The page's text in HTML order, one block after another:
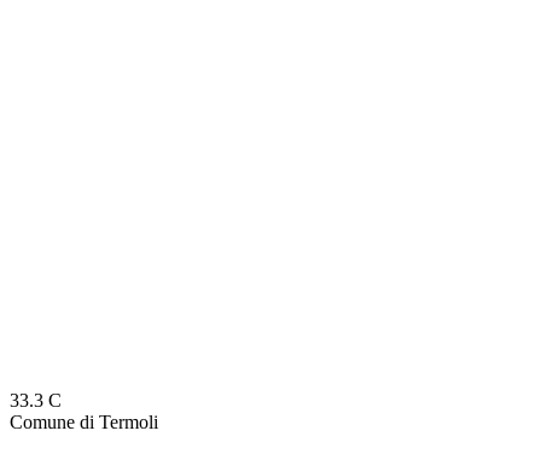
33.3 C
Comune di Termoli